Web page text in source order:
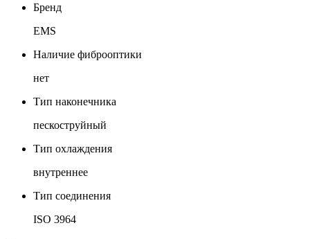
Бренд
EMS
Наличие фиброоптики
нет
Тип наконечника
пескоструйный
Тип охлаждения
внутреннее
Тип соединения
ISO 3964